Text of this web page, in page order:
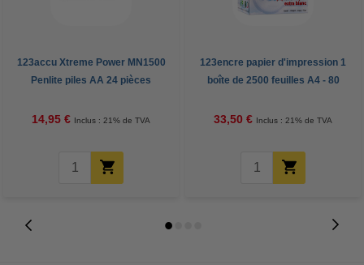
123accu Xtreme Power MN1500
Penlite piles AA 24 pièces
14,95 € Inclus : 21% de TVA
123encre papier d'impression 1
boîte de 2500 feuilles A4 - 80
33,50 € Inclus : 21% de TVA